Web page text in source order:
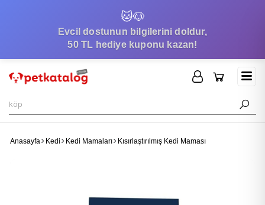
🐱🐶
Evcil dostunun bilgilerini doldur,
50 TL hediye kuponu kazan!
Anasayfa Kedi Kedi Mamaları Kısırlaştırılmış Kedi Maması